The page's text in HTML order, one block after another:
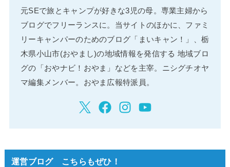
元SEで旅とキャンプが好きな3児の母。専業主婦から
ブログでフリーランスに。当サイトのほかに、ファミ
リーキャンパーのためのブログ「まいキャン！」、栃
木県小山市(おやまし)の地域情報を発信する 地域ブロ
グの「おやナビ！おやま」などを主宰。ニシグチオヤ
マ編集メンバー。おやま広報特派員。
運営ブログ こちらもぜひ！